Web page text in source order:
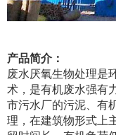
产品简介：
废水厌氧生物处理是
术，是有机废水强有
市污水厂的污泥、有
理，在建筑物形式上